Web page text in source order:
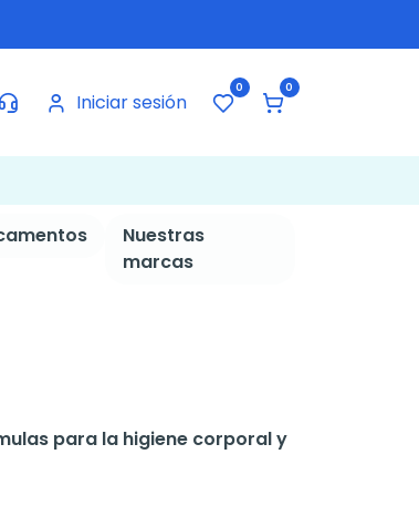
Iniciar sesión
0 0
Nuestras
marcas
para la higiene corporal y